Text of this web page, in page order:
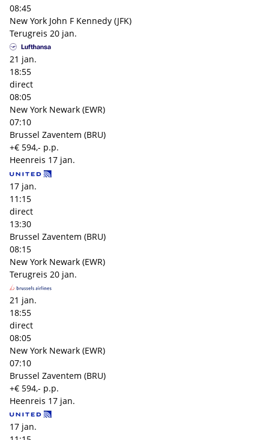
08:45
New York John F Kennedy (JFK)
Terugreis 20 jan.
21 jan.
18:55
direct
08:05
New York Newark (EWR)
07:10
Brussel Zaventem (BRU)
+€ 594,- p.p.
Heenreis 17 jan.
17 jan.
11:15
direct
13:30
Brussel Zaventem (BRU)
08:15
New York Newark (EWR)
Terugreis 20 jan.
21 jan.
18:55
direct
08:05
New York Newark (EWR)
07:10
Brussel Zaventem (BRU)
+€ 594,- p.p.
Heenreis 17 jan.
17 jan.